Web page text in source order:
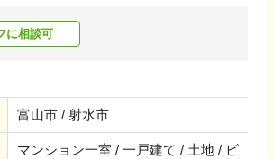
に相談可
富山市 / 射水市
マンション一室 / 一戸建て / 土地 / ビ